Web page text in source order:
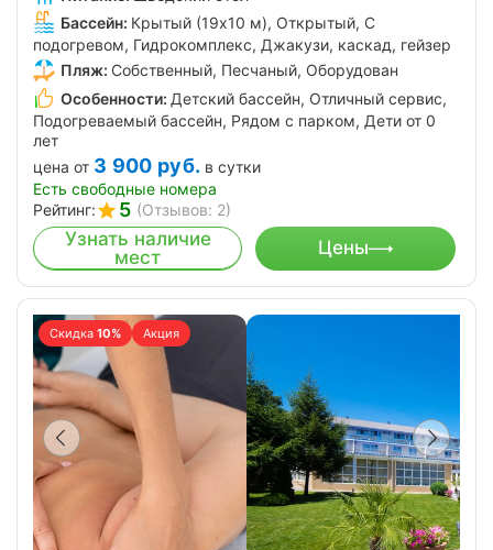
Бассейн: Крытый (19х10 м), Открытый, С
подогревом, Гидрокомплекс, Джакузи, каскад, гейзер
Пляж: Собственный, Песчаный, Оборудован
Особенности: Детский бассейн, Отличный сервис,
Подогреваемый бассейн, Рядом с парком, Дети от 0
лет
цена от 3 900 руб. в сутки
Есть свободные номера
Рейтинг:
5 (Отзывов: 2)
Узнать наличие
мест
Цены
Скидка 10% Акция